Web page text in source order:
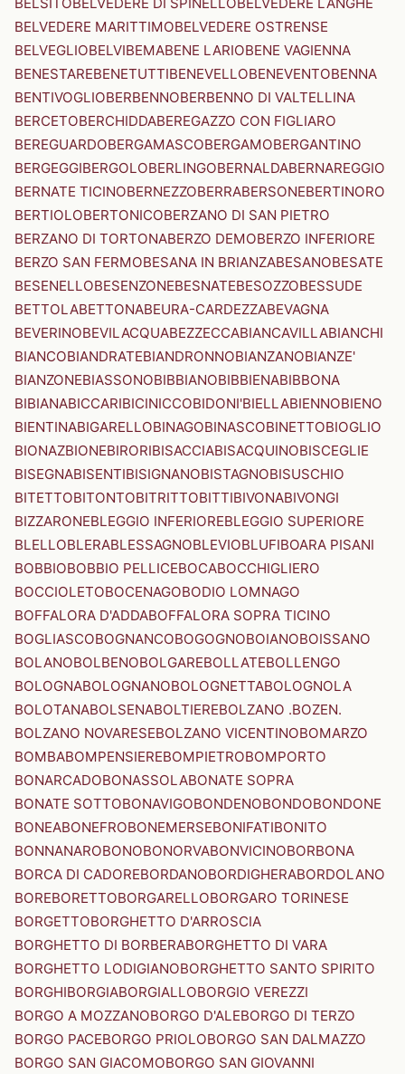
BELVEDERE MARITTIMOBELVEDERE OSTRENSE
BELVEGLIOBELVIBEMABENE LARIOBENE VAGIENNA
BENESTAREBENETUTTIBENEVELLOBENEVENTOBENNA
BENTIVOGLIOBERBENNOBERBENNO DI VALTELLINA
BERCETOBERCHIDDABEREGAZZO CON FIGLIARO
BEREGUARDOBERGAMASCOBERGAMOBERGANTINO
BERGEGGIBERGOLOBERLINGOBERNALDABERNAREGGIO
BERNATE TICINOBERNEZZOBERRABERSONEBERTINORO
BERTIOLOBERTONICOBERZANO DI SAN PIETRO
BERZANO DI TORTONABERZO DEMOBERZO INFERIORE
BERZO SAN FERMOBESANA IN BRIANZABESANOBESATE
BESENELLOBESENZONEBESNATEBESOZZOBESSUDE
BETTOLABETTONABEURA-CARDEZZABEVAGNA
BEVERINOBEVILACQUABEZZECCABIANCAVILLABIANCHI
BIANCOBIANDRATEBIANDRONNOBIANZANOBIANZE'
BIANZONEBIASSONOBIBBIANOBIBBIENABIBBONA
BIBIANABICCARIBICINICCOBIDONI'BIELLABIENNOBIENO
BIENTINABIGARELLOBINAGOBINASCOBINETTOBIOGLIO
BIONAZBIONEBIRORIBISACCIABISACQUINOBISCEGLIE
BISEGNABISENTIBISIGNANOBISTAGNOBISUSCHIO
BITETTOBITONTOBITRITTOBITTIBIVONABIVONGI
BIZZARONEBLEGGIO INFERIOREBLEGGIO SUPERIORE
BLELLOBLERABLESSAGNOBLEVIOBLUFIBOARA PISANI
BOBBIOBOBBIO PELLICEBOCABOCCHIGLIERO
BOCCIOLETOBOCENAGOBODIO LOMNAGO
BOFFALORA D'ADDABOFFALORA SOPRA TICINO
BOGLIASCOBOGNANCOBOGOGNOBOIANOBOISSANO
BOLANOBOLBENOBOLGAREBOLLATEBOLLENGO
BOLOGNABOLOGNANOBOLOGNETTABOLOGNOLA
BOLOTANABOLSENABOLTIEREBOLZANO .BOZEN.
BOLZANO NOVARESEBOLZANO VICENTINOBOMARZO
BOMBABOMPENSIEREBOMPIETROBOMPORTO
BONARCADOBONASSOLABONATE SOPRA
BONATE SOTTOBONAVIGOBONDENOBONDOBONDONE
BONEABONEFROBONEMERSEBONIFATIBONITO
BONNANAROBONOBONORVABONVICINOBORBONA
BORCA DI CADOREBORDANOBORDIGHERABORDOLANO
BOREBORETTOBORGARELLOBORGARO TORINESE
BORGETTOBORGHETTO D'ARROSCIA
BORGHETTO DI BORBERABORGHETTO DI VARA
BORGHETTO LODIGIANOBORGHETTO SANTO SPIRITO
BORGHIBORGIABORGIALLOBORGIO VEREZZI
BORGO A MOZZANOBORGO D'ALEBORGO DI TERZO
BORGO PACEBORGO PRIOLOBORGO SAN DALMAZZO
BORGO SAN GIACOMOBORGO SAN GIOVANNI